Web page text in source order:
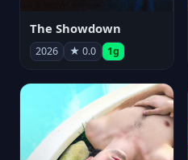
The Showdown
2026 ★ 0.0 1g